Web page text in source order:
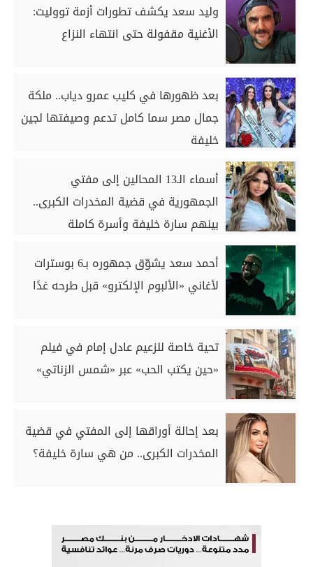
وليد سعد يكشف تطورات أزمة تووليت:
الأغنية مقفولة حتى انتهاء النزاع
بعد ظهورها في كليب عمرو دياب.. ملكة
جمال مصر سما كامل تدعم وصيفتها لجين
خليفة
أسماء الـ13 المحالين إلى مفتي
الجمهورية في قضية المخدرات الكبرى..
بينهم سارة خليفة وأسرة كاملة
أحمد سعد يشوّق جمهوره بـ6 بوسترات
لأغاني «الألبوم الإلكترو» قبل طرحه غدًا
تحية خاصة للزعيم عادل إمام في فيلم
«حين يكتب الحب» عبر «شمس الزناتي»
بعد إحالة أوراقها إلى المفتي في قضية
المخدرات الكبرى.. من هي سارة خليفة؟